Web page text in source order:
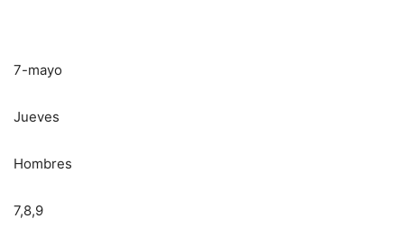
7-mayo
Jueves
Hombres
7,8,9